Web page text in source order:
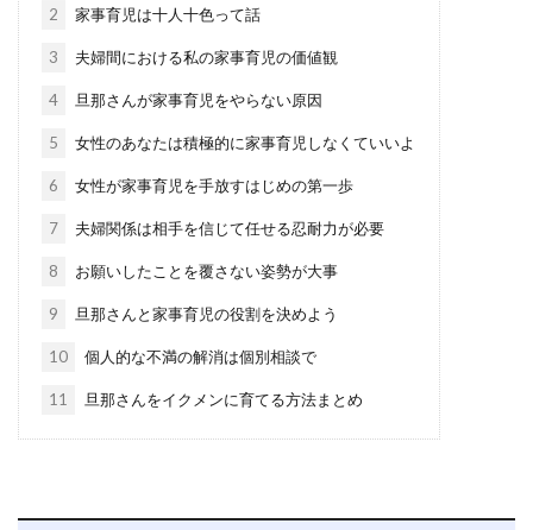
2 家事育児は十人十色って話
3 夫婦間における私の家事育児の価値観
4 旦那さんが家事育児をやらない原因
5 女性のあなたは積極的に家事育児しなくていいよ
6 女性が家事育児を手放すはじめの第一歩
7 夫婦関係は相手を信じて任せる忍耐力が必要
8 お願いしたことを覆さない姿勢が大事
9 旦那さんと家事育児の役割を決めよう
10 個人的な不満の解消は個別相談で
11 旦那さんをイクメンに育てる方法まとめ